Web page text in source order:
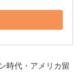
時代・アメリカ留